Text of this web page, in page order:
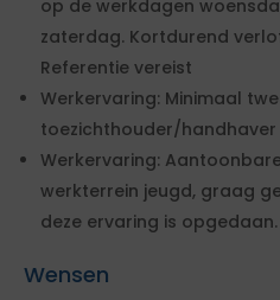
op de werkdagen
zaterdag. Kortdurend
Referentie vereist
Werkervaring: Minimaal
toezichthouder/
Werkervaring:
werkterrein jeugd, graag
deze ervaring is
Wensen